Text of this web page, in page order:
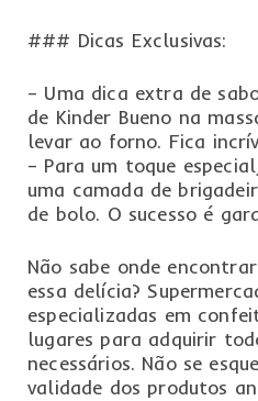
### Dicas Exclusivas:
– Uma dica extra de
de Kinder Bueno na
levar ao forno. Fica
– Para um toque
uma camada de
de bolo. O sucesso é
Não sabe onde
essa delícia?
especializadas em
lugares para adquirir
necessários. Não se
validade dos produtos